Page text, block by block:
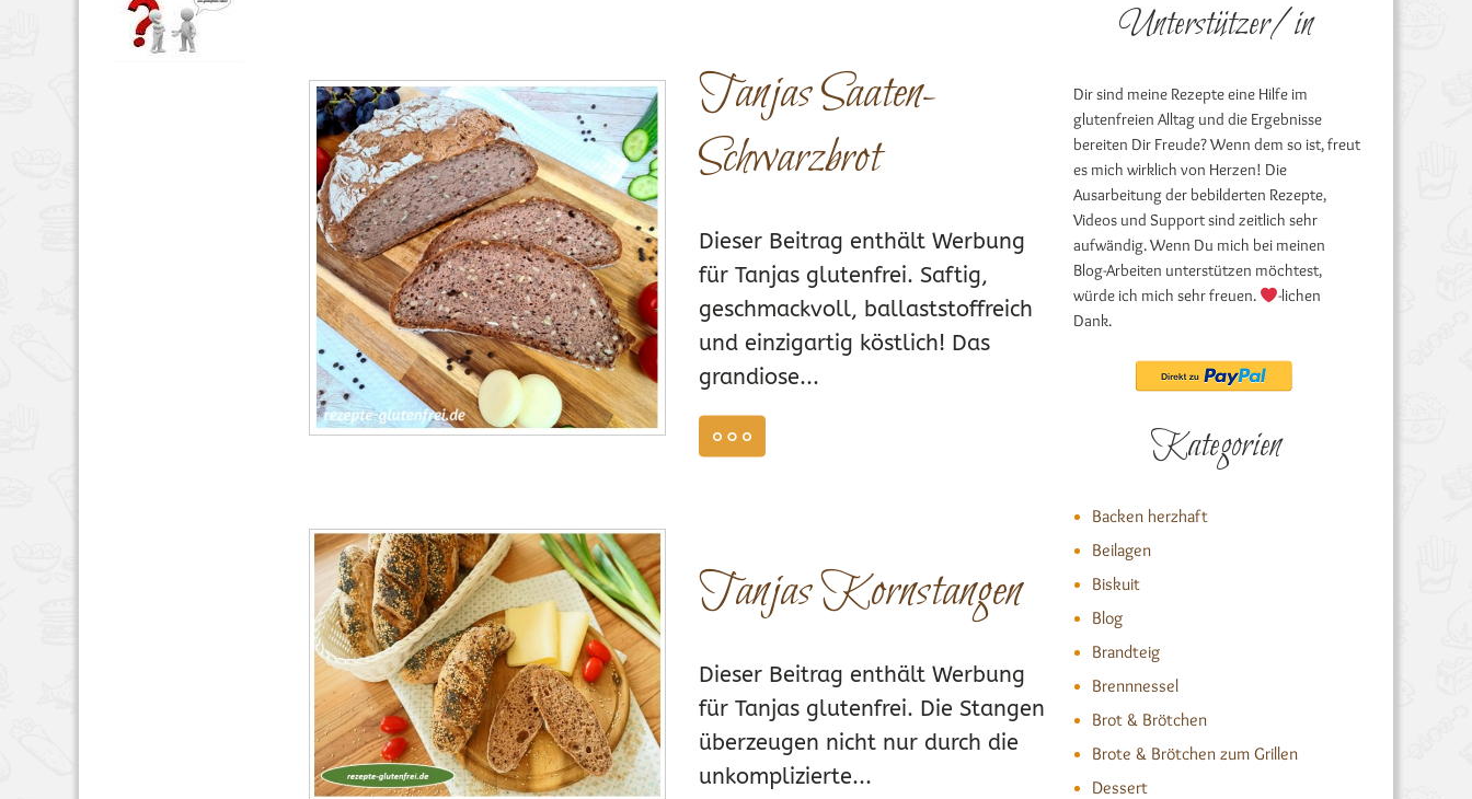
REZEPTE BACKMISCHUNG DUNKEL,REZEPTE BACKMISCHUNG SAATEN REZEPTE MIX-DICH-GLÜCKLICH JULI
3
Tanjas Saaten-
Schwarzbrot
Dieser Beitrag enthält Werbung
für Tanjas glutenfrei. Saftig,
geschmackvoll, ballaststoffreich
und einzigartig köstlich! Das
grandiose...
Tanjas Kornstangen
Dieser Beitrag enthält Werbung
für Tanjas glutenfrei. Die Stangen
überzeugen nicht nur durch die
unkomplizierte...
Unterstützer/in
Dir sind meine Rezepte eine Hilfe im
glutenfreien Alltag und die Ergebnisse
bereiten Dir Freude? Wenn dem so ist, freut
es mich wirklich von Herzen! Die
Ausarbeitung der bebilderten Rezepte,
Videos und Support sind zeitlich sehr
aufwändig. Wenn Du mich bei meinen
Blog-Arbeiten unterstützen möchtest,
würde ich mich sehr freuen.
-lichen
Dank.
Kategorien
Backen herzhaft
Beilagen
Biskuit
Blog
Brandteig
Brennnessel
Brot & Brötchen
Brote & Brötchen zum Grillen
Dessert